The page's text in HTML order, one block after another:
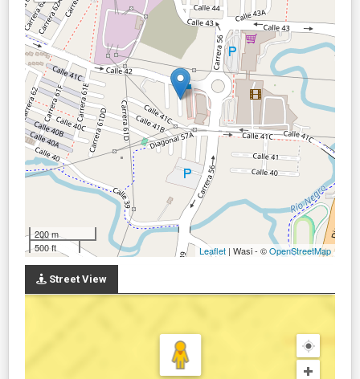
200 m
500 ft
Leaflet | Wasi - ©OpenStreetMap
Street View